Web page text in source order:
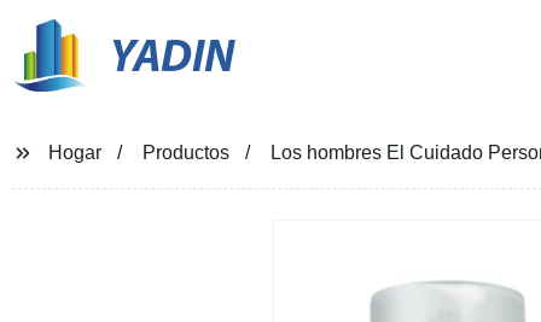
YADIN
Hogar Productos Los hombres El Cuidado